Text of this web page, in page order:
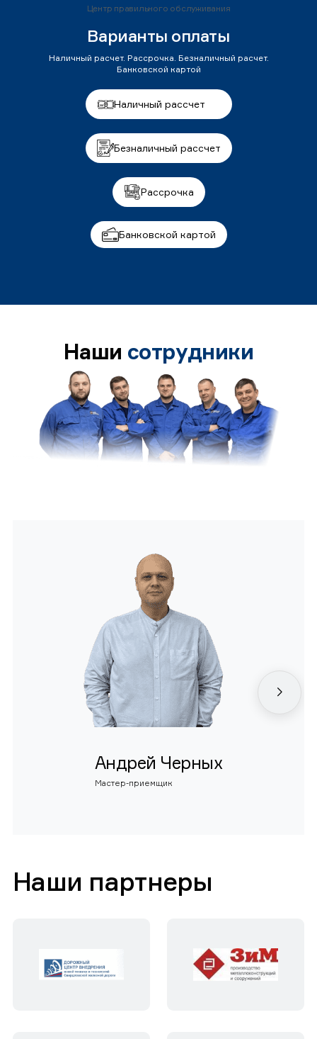
Центр правильного обслуживания
Варианты оплаты
Наличный расчет. Рассрочка. Безналичный расчет.
Банковской картой
Наличный рассчет
Безналичный рассчет
Рассрочка
Банковской картой
Наши сотрудники
Андрей Черных
Мастер-приемщик
Наши партнеры